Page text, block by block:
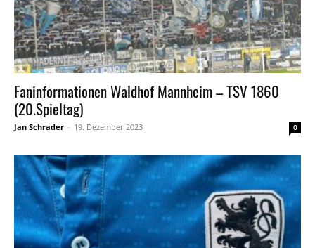
Faninformationen Waldhof Mannheim – TSV 1860
(20.Spieltag)
Jan Schrader - 19. Dezember 2023 0